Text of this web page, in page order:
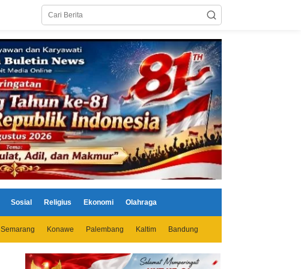
Sosial Religius Ekonomi Olahraga
Semarang Konawe Palembang Kaltim Bandung